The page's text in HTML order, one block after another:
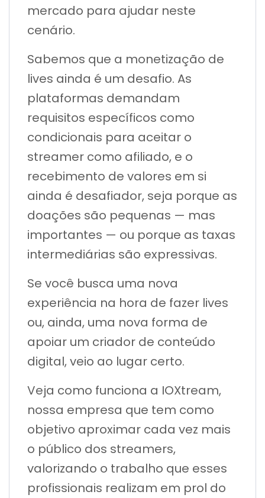
mercado para ajudar neste
cenário.
Sabemos que a monetização de
lives ainda é um desafio. As
plataformas demandam
requisitos específicos como
condicionais para aceitar o
streamer como afiliado, e o
recebimento de valores em si
ainda é desafiador, seja porque as
doações são pequenas — mas
importantes — ou porque as taxas
intermediárias são expressivas.
Se você busca uma nova
experiência na hora de fazer lives
ou, ainda, uma nova forma de
apoiar um criador de conteúdo
digital, veio ao lugar certo.
Veja como funciona a IOXtream,
nossa empresa que tem como
objetivo aproximar cada vez mais
o público dos streamers,
valorizando o trabalho que esses
profissionais realizam em prol do